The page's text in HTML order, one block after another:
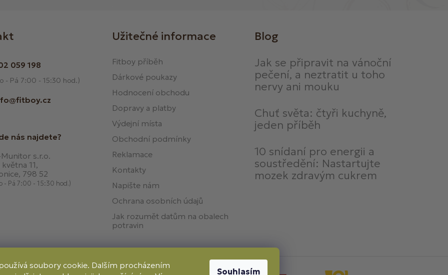
soubory cookie. Dalším procházením
Souhlasím
059 198
- Pá 7:00 - 15:30 hod.)
nás najdete?
Munitor s.r.o.
května 11,
798 52
- Pá 7:00 - 15:30 hod.)
Užitečné informace
Fitboy příběh
Dárkové poukazy
Hodnocení obchodu
Dopravy a platby
Výdejní místa
Obchodní podmínky
Reklamace
Kontakty
Napište nám
Ochrana osobních údajů
Jak rozumět datům na obalech
potravin
Blog
Jak se připravit na vánoční
pečení, a neztratit u toho
nervy ani mouku
Chuť světa: čtyři kuchyně,
jeden příběh
10 snídaní pro energii a
soustředění: Nastartujte
mozek zdravým cukrem